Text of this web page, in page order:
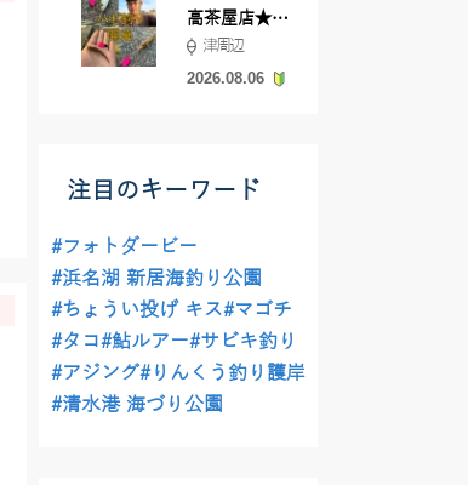
高茶屋店★津
近郊ハゼ釣れ
てます！
津周辺
2026.08.06
注目のキーワード
#フォトダービー
#浜名湖 新居海釣り公園
#ちょうい投げ キス#マゴチ
#タコ#鮎ルアー#サビキ釣り
#アジング#りんくう釣り護岸
#清水港 海づり公園